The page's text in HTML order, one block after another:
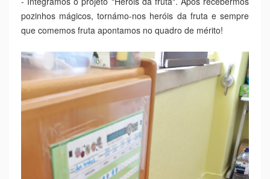
pozinhos mágicos, tornámo-nos heróis da fruta e sempre
que comemos fruta apontamos no quadro de mérito!